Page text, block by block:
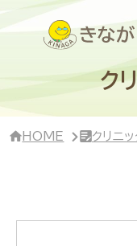
ニ
ク
HOME クリニ